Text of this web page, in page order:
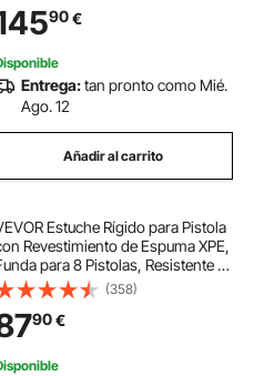
Pistola de Aire, Tanque de
Buceo
90€
Entrega:tan pronto como Mié.
Ago. 12
Añadir al carrito
Estuche Rígido para Pistola
Revestimiento de Espuma XPE,
para 8 Pistolas, Resistente al
y Polvo con Interior
Personalizable y Asa 556 x 455 x
mm, Negro, Cumple con la
(358)
90€